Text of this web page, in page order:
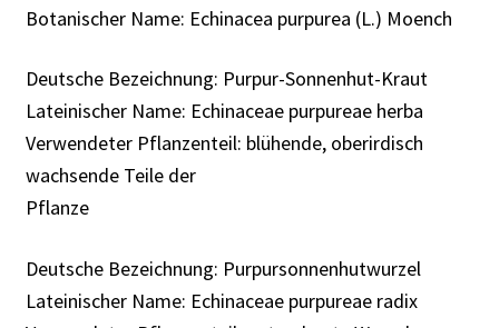
Botanischer Name: Echinacea purpurea (L.) Moench
Deutsche Bezeichnung: Purpur-Sonnenhut-Kraut
Lateinischer Name: Echinaceae purpureae herba
Verwendeter Pflanzenteil: blühende, oberirdisch
wachsende Teile der
Pflanze
Deutsche Bezeichnung: Purpursonnenhutwurzel
Lateinischer Name: Echinaceae purpureae radix